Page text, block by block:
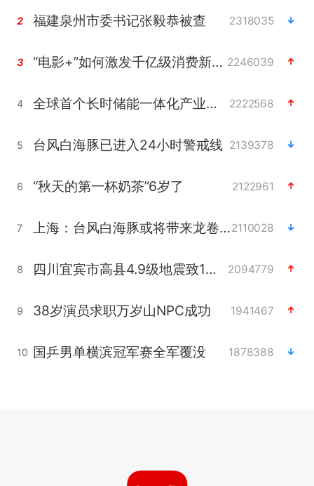
2 福建泉州市委书记张毅恭被查 2318035
3 “电影+”如何激发千亿级消费新活力？ 2246039
4 全球首个长时储能一体化产业园量产 2222568
5 台风白海豚已进入24小时警戒线 2139378
6 “秋天的第一杯奶茶”6岁了 2122961
7 上海：台风白海豚或将带来龙卷风2110028
8 四川宜宾市高县4.9级地震致1人死亡 2094779
9 38岁演员求职万岁山NPC成功 1941467
10 国乒男单横滨冠军赛全军覆没 1878388